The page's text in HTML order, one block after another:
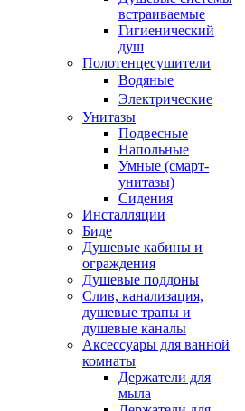
встраиваемые
Гигиенический
душ
Полотенцесушители
ㅤВодяные
ㅤЭлектрические
Унитазы
Подвесные
Напольные
Умные (смарт-
унитазы)
Сидения
Инсталляции
Биде
Душевые кабины и
ограждения
Душевые поддоны
Слив, канализация,
душевые трапы и
душевые каналы
Аксессуары для ванной
комнаты
Держатели для
мыла